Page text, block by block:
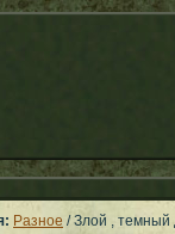
Разное / Злой , темный